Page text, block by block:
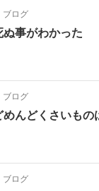
ブログ
事がわかった
ブログ
んどくさいもの
ブログ